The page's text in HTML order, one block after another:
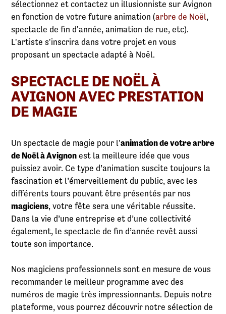
sélectionnez et contactez un illusionniste sur Avignon
en fonction de votre future animation (arbre de Noël,
spectacle de fin d'année, animation de rue, etc).
L'artiste s'inscrira dans votre projet en vous
proposant un spectacle adapté à Noël.
SPECTACLE DE NOËL À
AVIGNON AVEC PRESTATION
DE MAGIE
Un spectacle de magie pour l'animation de votre arbre
de Noël à Avignon est la meilleure idée que vous
puissiez avoir. Ce type d’animation suscite toujours la
fascination et l’émerveillement du public, avec les
différents tours pouvant être présentés par nos
magiciens, votre fête sera une véritable réussite.
Dans la vie d’une entreprise et d’une collectivité
également, le spectacle de fin d’année revêt aussi
toute son importance.
Nos magiciens professionnels sont en mesure de vous
recommander le meilleur programme avec des
numéros de magie très impressionnants. Depuis notre
plateforme, vous pourrez découvrir notre sélection de